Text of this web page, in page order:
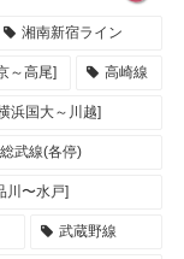
湘南新宿ライン
～高尾] 高崎線
浜国大～川越]
武線(各停)
川〜水戸]
武蔵野線